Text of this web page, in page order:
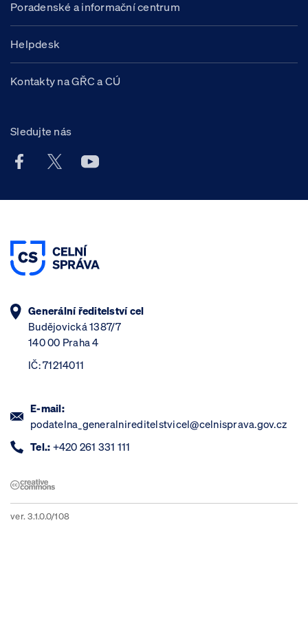
Poradenské a informační centrum
Helpdesk
Kontakty na GŘC a CÚ
Sledujte nás
Facebook účet Celní správy ČR
X účet Celní správy ČR
Youtube účet Celní správy ČR
Generální ředitelství cel
Budějovická 1387/7
140 00 Praha 4
IČ: 71214011
E-mail:
podatelna_generalnireditelstvicel@celnisprava.gov.cz
Tel.: +420 261 331 111
ver. 3.1.0.0/108